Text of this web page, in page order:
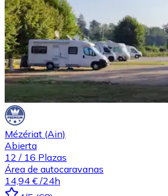
Mézériat (Ain)
Abierta
12 / 16 Plazas
Área de autocaravanas
14,94 € /24h